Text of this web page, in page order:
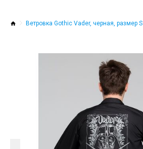
Ветровка Gothic Vader, черная, размер S